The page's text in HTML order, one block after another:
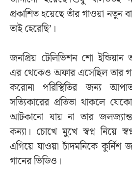
প্রকাশিত হয়েছে তাঁর গাওয়া নতুন
তাই হেরেছি’।
জনপ্রিয় টেলিভিশন শো
এর থেকেও অফার এসেছিল তার
করোনা পরিস্থিতির জন্য
সত্যিকারের প্রতিভা থাকলে
আটকানো যায় না তার
কন্যা। চোখে মুখে স্বপ্ন নিয়ে
এগিয়ে যাওয়া চাঁদমনিকে কুর্নিশ
গানের ভিডিও।